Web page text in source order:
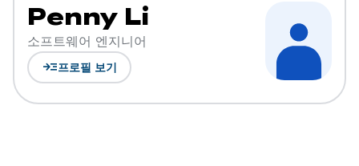
Penny Li
소프트웨어 엔지니어
read_more프로필 보기